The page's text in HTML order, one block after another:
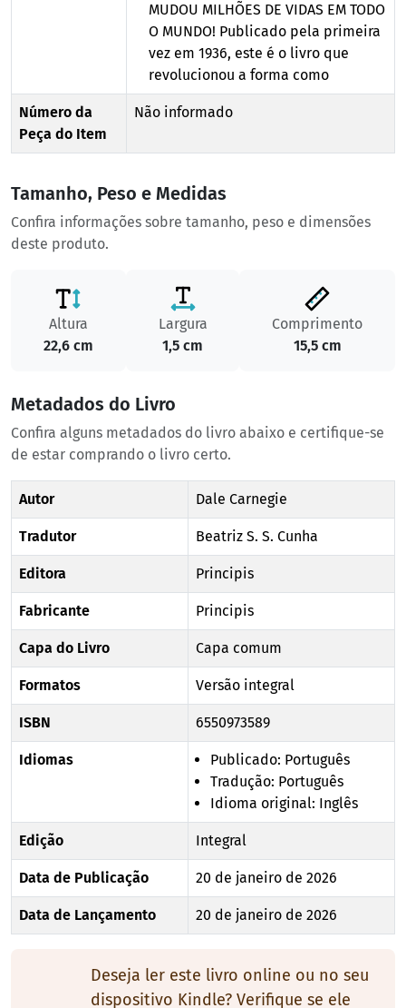
MUDOU MILHÕES DE VIDAS EM TODO
O MUNDO! Publicado pela primeira
vez em 1936, este é o livro que
revolucionou a forma como
Número da
Peça do Item
Não informado
Tamanho, Peso e Medidas
Confira informações sobre tamanho, peso e dimensões
deste produto.
Altura
22,6 cm
Largura
1,5 cm
Comprimento
15,5 cm
Metadados do Livro
Confira alguns metadados do livro abaixo e certifique-se
de estar comprando o livro certo.
Autor Dale Carnegie
Tradutor Beatriz S. S. Cunha
Editora Principis
Fabricante Principis
Capa do Livro Capa comum
Formatos Versão integral
ISBN 6550973589
Idiomas
Publicado: Português
Tradução: Português
Idioma original: Inglês
Edição Integral
Data de Publicação 20 de janeiro de 2026
Data de Lançamento 20 de janeiro de 2026
Deseja ler este livro online ou no seu
dispositivo Kindle? Verifique se ele